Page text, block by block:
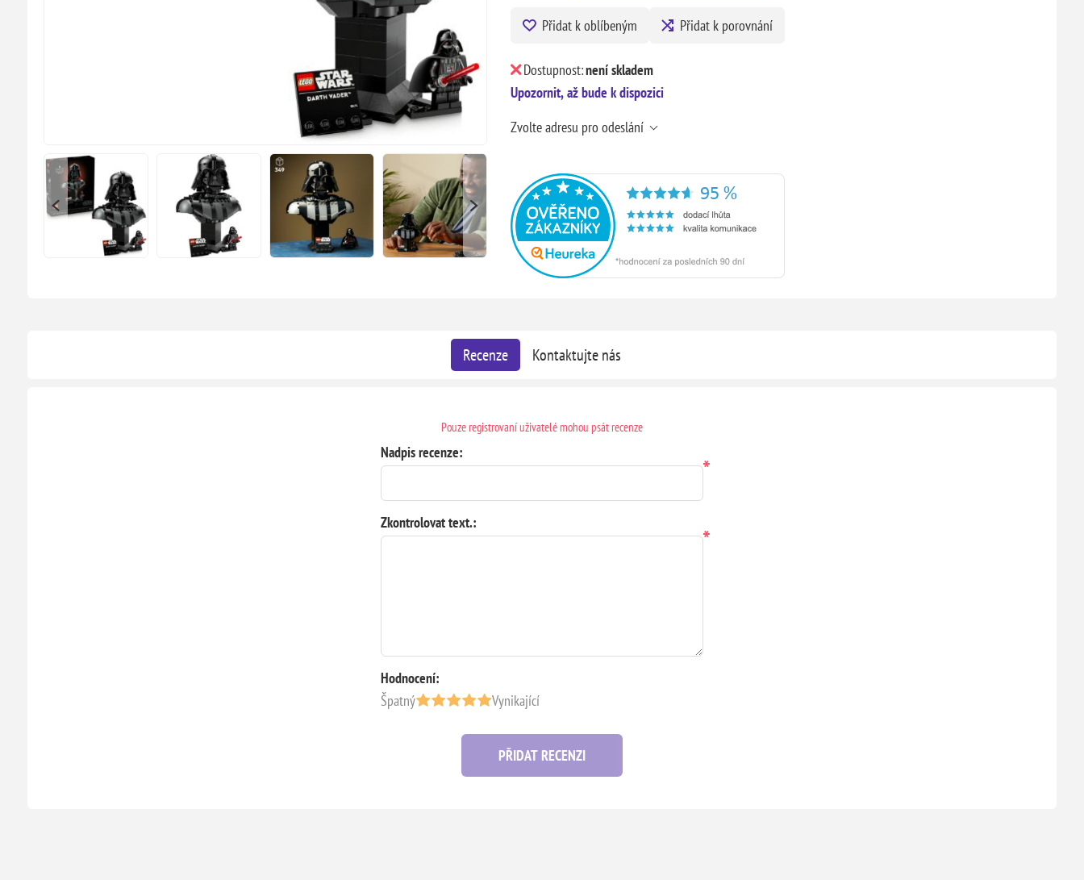
Přidat k oblíbeným Přidat k porovnání
Dostupnost:není skladem
Upozornit, až bude k dispozici
Zvolte adresu pro odeslání
Recenze Kontaktujte nás
Pouze registrovaní uživatelé mohou psát recenze
Nadpis recenze:
*
Zkontrolovat text.:
*
Hodnocení:
Špatný
Vynikající
PŘIDAT RECENZI